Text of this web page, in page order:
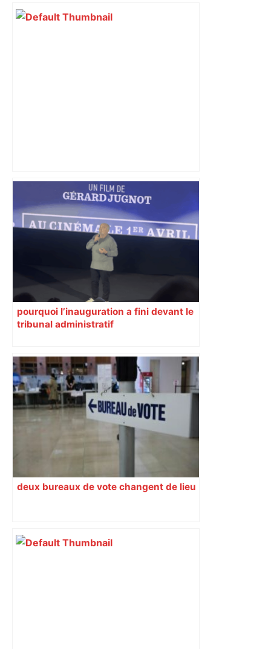
Capilla en bleu ciel pour combien de
temps encore ? Toulouse et l'UBB aux
aguets – Rugbynistere
pourquoi l’inauguration a fini devant le
tribunal administratif
deux bureaux de vote changent de lieu